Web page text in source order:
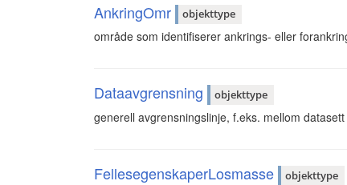
AnkringOmr objekttype
område som identifiserer ankrings- eller
Dataavgrensning objekttype
generell avgrensningslinje, f.eks. mellom
FellesegenskaperLosmasse objekttype